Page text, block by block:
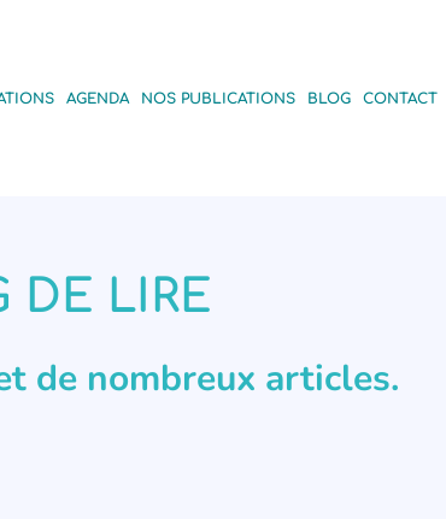
AGENDA NOS PUBLICATIONS BLOG CONTACT
DE LIRE
de nombreux articles.